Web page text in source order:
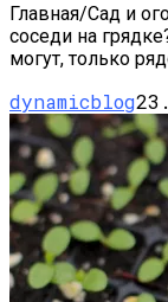
Главная/Сад и
соседи на
могут, только
dynamicblog